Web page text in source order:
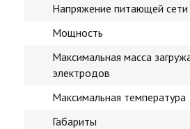
Напряжение питающей сети
Мощность
Максимальная масса
электродов
Максимальная температура
Габариты